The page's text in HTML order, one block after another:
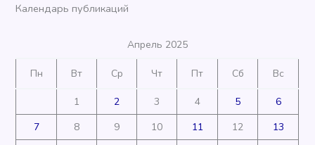
Календарь публикаций
Апрель 2025
Пн Вт Ср Чт Пт Сб Вс
1 2 3 4 5
6
7
8 9 10 11 12
13